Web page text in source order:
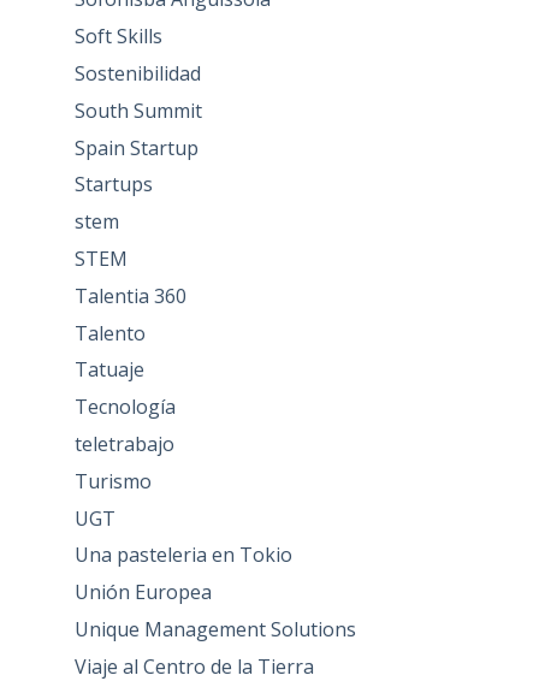
Soft Skills
Sostenibilidad
South Summit
Spain Startup
Startups
stem
STEM
Talentia 360
Talento
Tatuaje
Tecnología
teletrabajo
Turismo
UGT
Una pasteleria en Tokio
Unión Europea
Unique Management Solutions
Viaje al Centro de la Tierra